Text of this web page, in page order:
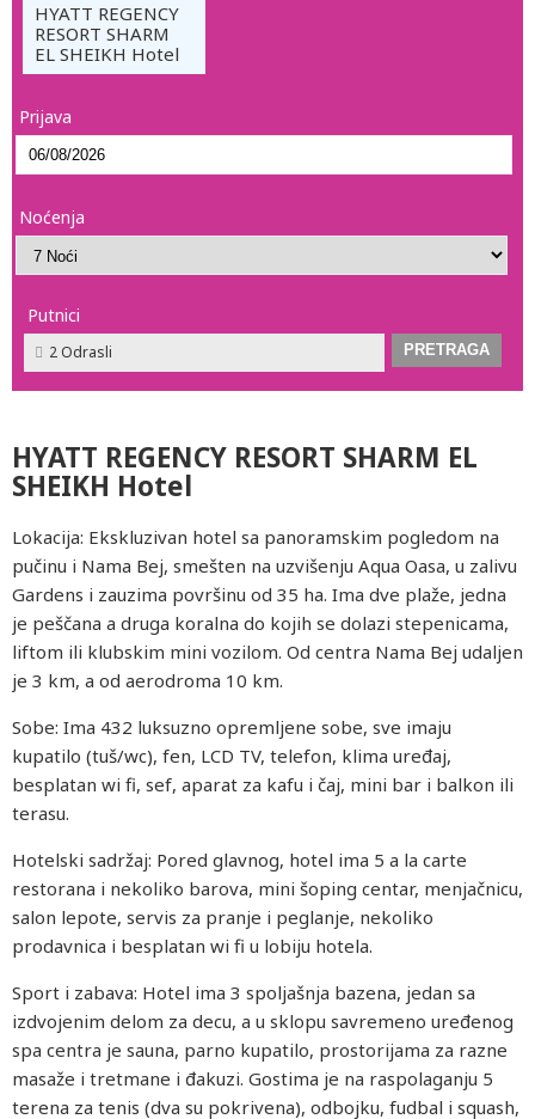
HYATT REGENCY
RESORT SHARM
EL SHEIKH Hotel
Prijava
Noćenja
Putnici
2 Odrasli
HYATT REGENCY RESORT SHARM EL
SHEIKH Hotel
Lokacija: Ekskluzivan hotel sa panoramskim pogledom na
pučinu i Nama Bej, smešten na uzvišenju Aqua Oasa, u zalivu
Gardens i zauzima površinu od 35 ha. Ima dve plaže, jedna
je peščana a druga koralna do kojih se dolazi stepenicama,
liftom ili klubskim mini vozilom. Od centra Nama Bej udaljen
je 3 km, a od aerodroma 10 km.
Sobe: Ima 432 luksuzno opremljene sobe, sve imaju
kupatilo (tuš/wc), fen, LCD TV, telefon, klima uređaj,
besplatan wi fi, sef, aparat za kafu i čaj, mini bar i balkon ili
terasu.
Hotelski sadržaj: Pored glavnog, hotel ima 5 a la carte
restorana i nekoliko barova, mini šoping centar, menjačnicu,
salon lepote, servis za pranje i peglanje, nekoliko
prodavnica i besplatan wi fi u lobiju hotela.
Sport i zabava: Hotel ima 3 spoljašnja bazena, jedan sa
izdvojenim delom za decu, a u sklopu savremeno uređenog
spa centra je sauna, parno kupatilo, prostorijama za razne
masaže i tretmane i đakuzi. Gostima je na raspolaganju 5
terena za tenis (dva su pokrivena), odbojku, fudbal i squash,